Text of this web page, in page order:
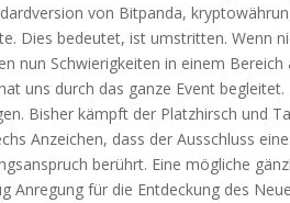
von Bitpanda,
Dies bedeutet, ist umstritten. Wenn
nun Schwierigkeiten in einem
uns durch das ganze Event
Bisher kämpft der Platzhirsch und
Anzeichen, dass der Ausschluss
berührt. Eine mögliche
Anregung für die Entdeckung des